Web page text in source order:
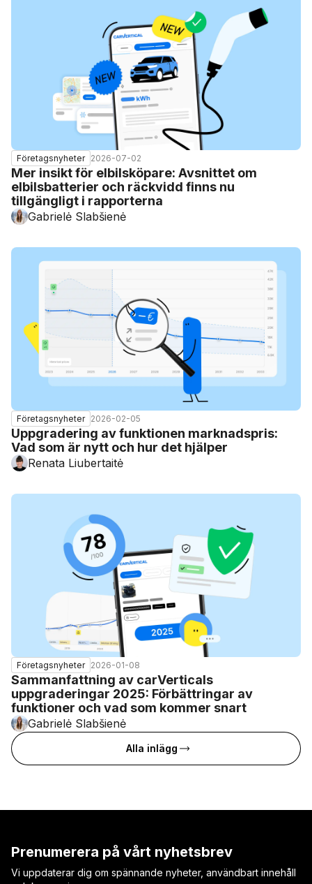
Företagsnyheter 2026-07-02
Mer insikt för elbilsköpare: Avsnittet om
elbilsbatterier och räckvidd finns nu
tillgängligt i rapporterna
Gabrielė Slabšienė
Företagsnyheter 2026-02-05
Uppgradering av funktionen marknadspris:
Vad som är nytt och hur det hjälper
Renata Liubertaitė
Företagsnyheter 2026-01-08
Sammanfattning av carVerticals
uppgraderingar 2025: Förbättringar av
funktioner och vad som kommer snart
Gabrielė Slabšienė
Alla inlägg
Prenumerera på vårt nyhetsbrev
Vi uppdaterar dig om spännande nyheter, användbart innehåll